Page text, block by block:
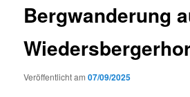
Bergwanderung
Veröffentlicht am07/09/2025